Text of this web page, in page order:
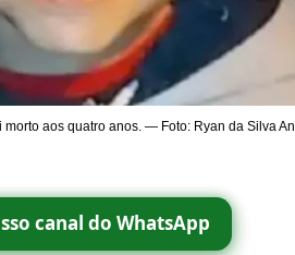
morto aos quatro anos. — Foto: Ryan da Silva An
canal do WhatsApp